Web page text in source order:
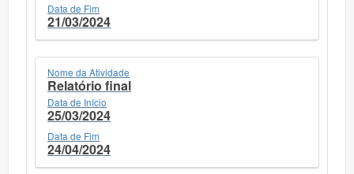
Data de Fim
21/03/2024
Nome da Atividade
Relatório final
Data de Início
25/03/2024
Data de Fim
24/04/2024